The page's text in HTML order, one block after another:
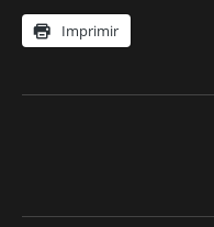
Imprimir